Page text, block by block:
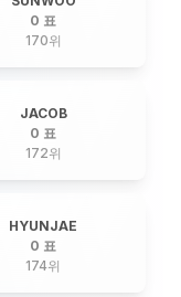
0 표
170위
JACOB
0 표
172위
HYUNJAE
0 표
174위